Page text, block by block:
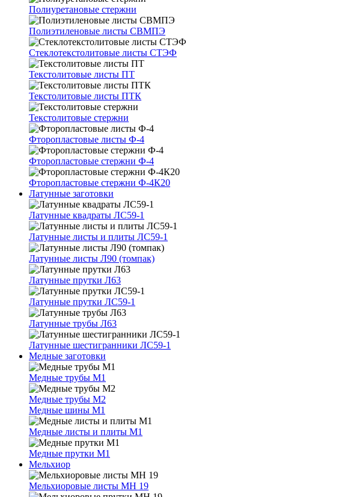
Полиуретановые стержни
Полиэтиленовые листы СВМПЭ
Стеклотекстолитовые листы СТЭФ
Текстолитовые листы ПТ
Текстолитовые листы ПТК
Текстолитовые стержни
Фторопластовые листы Ф-4
Фторопластовые стержни Ф-4
Фторопластовые стержни Ф-4К20
Латунные заготовки
Латунные квадраты ЛС59-1
Латунные листы и плиты ЛС59-1
Латунные листы Л90 (томпак)
Латунные прутки Л63
Латунные прутки ЛС59-1
Латунные трубы Л63
Латунные шестигранники ЛС59-1
Медные заготовки
Медные трубы М1
Медные трубы М2
Медные шины М1
Медные листы и плиты М1
Медные прутки М1
Мельхиор
Мельхиоровые листы МН 19